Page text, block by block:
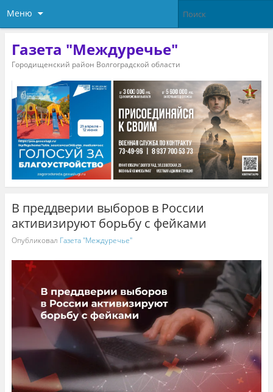
Меню
Газета "Междуречье"
Городищенский район Волгоградской области
В преддверии выборов в России
активизируют борьбу с фейками
Опубликовал Газета "Междуречье"